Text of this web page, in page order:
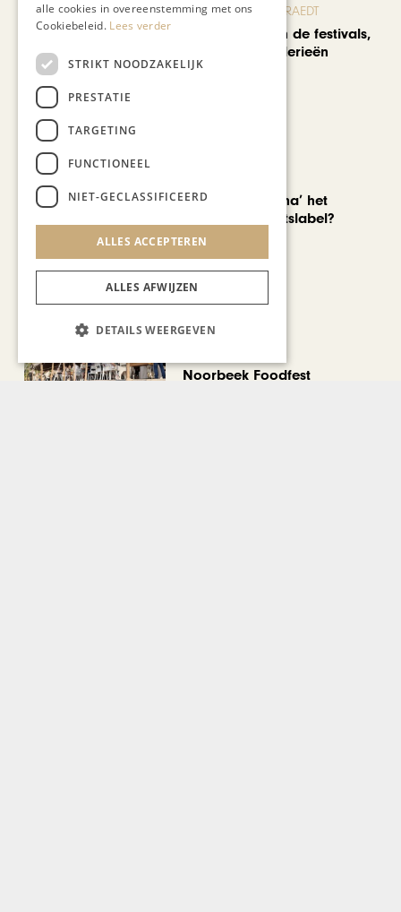
BLOG JO CORTENRAEDT
We verzuipen in de festivals,
feesten en braderieën
Is ‘Made in China’ het
nieuwe kwaliteitslabel?
Noorbeek Foodfest
alle cookies in overeenstemming met ons
Cookiebeleid. Lees verder
STRIKT NOODZAKELIJK
PRESTATIE
TARGETING
FUNCTIONEEL
NIET-GECLASSIFICEERD
ALLES ACCEPTEREN
ALLES AFWIJZEN
DETAILS WEERGEVEN